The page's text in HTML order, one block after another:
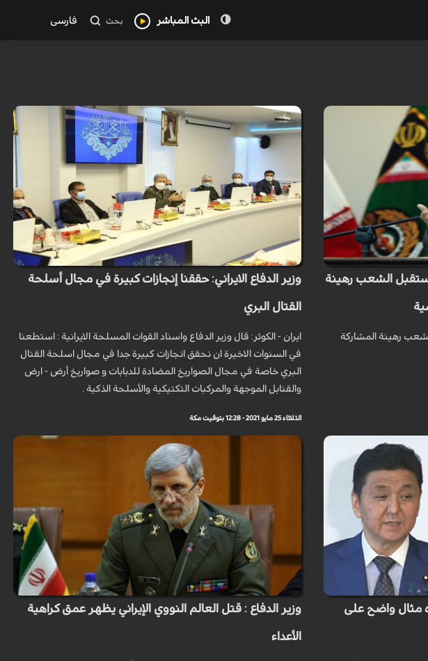
البث المباشر بحث فارسی
الشعب رهينة
رهينة المشاركة
وزير الدفاع الايراني: حققنا إنجازات كبيرة في مجال أسلحة
القتال البري
ايران - الكوثر: قال وزير الدفاع واسناد القوات المسلحة الايرانية : استطعنا
في السنوات الاخيرة ان نحقق انجازات كبيرة جدا في مجال اسلحة القتال
البري خاصة في مجال الصواريخ المضادة للدبابات و صواريخ أرض - ارض
والقنابل الموجهة والمركبات التكتيكية والأسلحة الذكية .
الثلاثاء 25 مايو 2021 - 12:28 بتوقيت مكة
مثال واضح على وزير الدفاع : قتل العالم النووي الإيراني يظهر عمق كراهية
الأعداء